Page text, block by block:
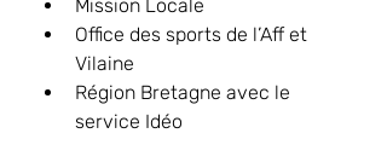
Mission Locale
Office des sports de l’Aff et
Vilaine
Région Bretagne avec le
service Idéo